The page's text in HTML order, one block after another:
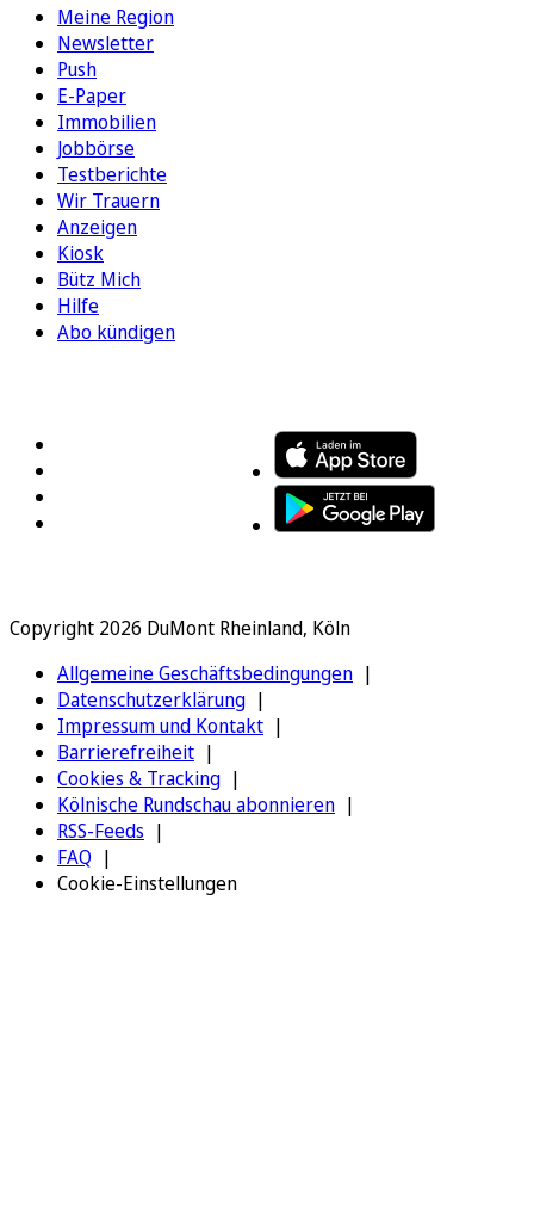
Meine Region
Newsletter
Push
E-Paper
Immobilien
Jobbörse
Testberichte
Wir Trauern
Anzeigen
Kiosk
Bütz Mich
Hilfe
Abo kündigen
Copyright 2026 DuMont Rheinland, Köln
Allgemeine Geschäftsbedingungen
Datenschutzerklärung
Impressum und Kontakt
Barrierefreiheit
Cookies & Tracking
Kölnische Rundschau abonnieren
RSS-Feeds
FAQ
Cookie-Einstellungen